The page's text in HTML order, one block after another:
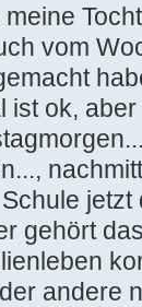
vom
ist ok,
gehört
andere